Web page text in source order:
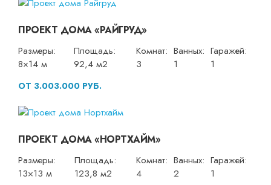
ПРОЕКТ ДОМА «РАЙГРУД»
Размеры:
8×14 м
Площадь:
92,4 м2
Комнат:
3
Ванных:
1
Гаражей:
1
ОТ 3.003.000 РУБ.
ПРОЕКТ ДОМА «НОРТХАЙМ»
Размеры:
13×13 м
Площадь:
123,8 м2
Комнат:
4
Ванных:
2
Гаражей:
1